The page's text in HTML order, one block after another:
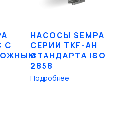
С
НАСОСЫ SEMPA
СЕРИИ TKF-AH
СТАНДАРТА ISO
2858
Подробнее